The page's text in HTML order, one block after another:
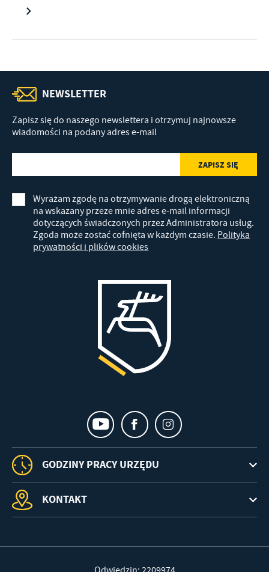
NEWSLETTER
Zapisz się do naszego newslettera i otrzymuj najnowsze
wiadomości na podany adres e-mail
Wyrażam zgodę na otrzymywanie drogą elektroniczną
na wskazany przeze mnie adres e-mail informacji
dotyczących świadczonych przez Administratora usług.
Zgoda może zostać cofnięta w każdym czasie. Polityka
prywatności i plików cookies
GODZINY PRACY URZĘDU
KONTAKT